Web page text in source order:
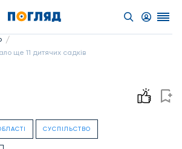
/
ще 11 дитячих садків
СУСПІЛЬСТВО